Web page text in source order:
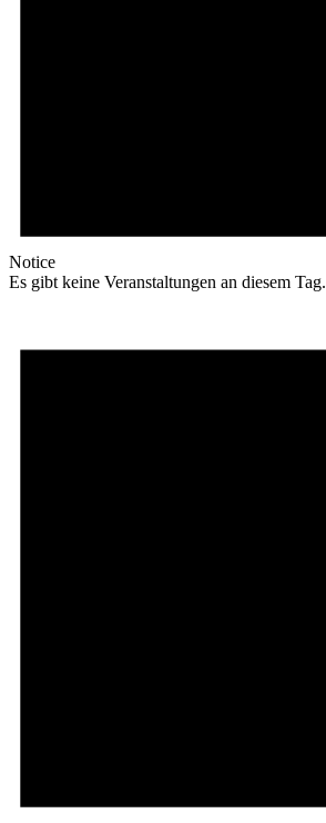
Notice
Es gibt keine Veranstaltungen an diesem Tag.